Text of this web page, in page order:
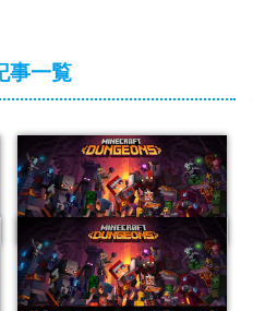
事一覧
キャンプでできること